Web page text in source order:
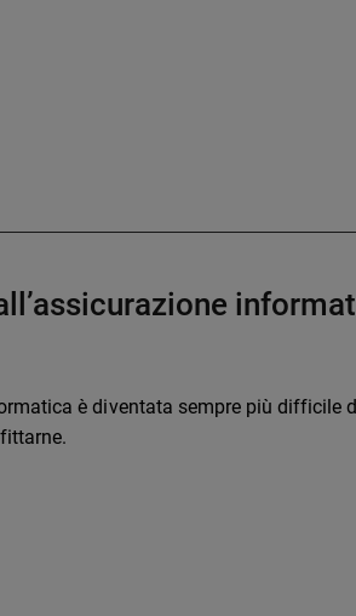
è diventata sempre più difficile